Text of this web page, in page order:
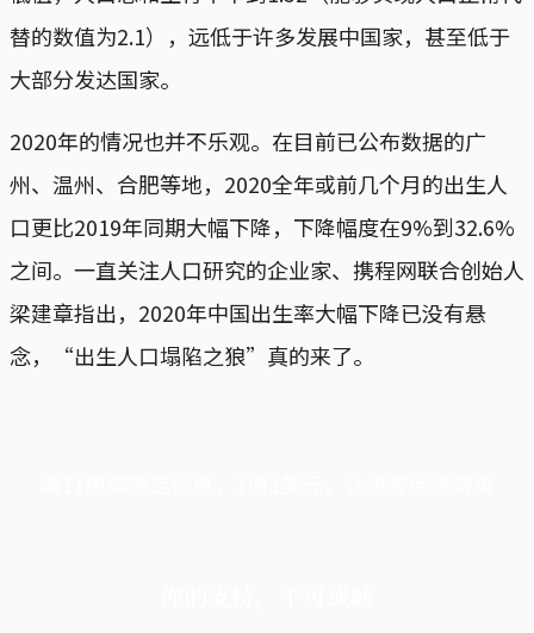
替的数值为2.1），远低于许多发展中国家，甚至低于
大部分发达国家。
2020年的情况也并不乐观。在目前已公布数据的广
州、温州、合肥等地，2020全年或前几个月的出生人
口更比2019年同期大幅下降，下降幅度在9%到32.6%
之间。一直关注人口研究的企业家、携程网联合创始人
梁建章指出，2020年中国出生率大幅下降已没有悬
念，“出生人口塌陷之狼”真的来了。